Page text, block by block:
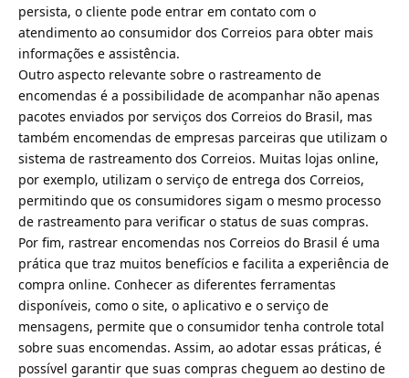
persista, o cliente pode entrar em contato com o
atendimento ao consumidor dos Correios para obter mais
informações e assistência.
Outro aspecto relevante sobre o rastreamento de
encomendas é a possibilidade de acompanhar não apenas
pacotes enviados por serviços dos Correios do Brasil, mas
também encomendas de empresas parceiras que utilizam o
sistema de rastreamento dos Correios. Muitas lojas online,
por exemplo, utilizam o serviço de entrega dos Correios,
permitindo que os consumidores sigam o mesmo processo
de rastreamento para verificar o status de suas compras.
Por fim, rastrear encomendas nos Correios do Brasil é uma
prática que traz muitos benefícios e facilita a experiência de
compra online. Conhecer as diferentes ferramentas
disponíveis, como o site, o aplicativo e o serviço de
mensagens, permite que o consumidor tenha controle total
sobre suas encomendas. Assim, ao adotar essas práticas, é
possível garantir que suas compras cheguem ao destino de